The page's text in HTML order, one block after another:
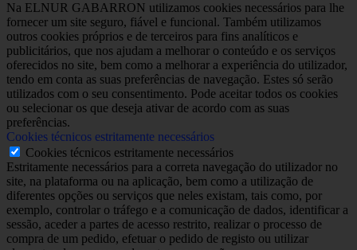
Na ELNUR GABARRON utilizamos cookies necessários para lhe
fornecer um site seguro, fiável e funcional. Também utilizamos
outros cookies próprios e de terceiros para fins analíticos e
publicitários, que nos ajudam a melhorar o conteúdo e os serviços
oferecidos no site, bem como a melhorar a experiência do utilizador,
tendo em conta as suas preferências de navegação. Estes só serão
utilizados com o seu consentimento. Pode aceitar todos os cookies
ou selecionar os que deseja ativar de acordo com as suas
preferências.
Cookies técnicos estritamente necessários
Cookies técnicos estritamente necessários
Estritamente necessários para a correta navegação do utilizador no
site, na plataforma ou na aplicação, bem como a utilização de
diferentes opções ou serviços que neles existam, tais como, por
exemplo, controlar o tráfego e a comunicação de dados, identificar a
sessão, aceder a partes de acesso restrito, realizar o processo de
compra de um pedido, efetuar o pedido de registo ou utilizar